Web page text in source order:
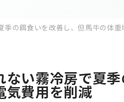
季の餌食いを改善し、但馬牛の体
ない霧冷房で夏
気費用を削減